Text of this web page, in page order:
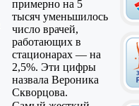
примерно на 5
тысяч уменьшилось
число врачей,
работающих в
стационарах — на
2,5%. Эти цифры
назвала Вероника
Скворцова.